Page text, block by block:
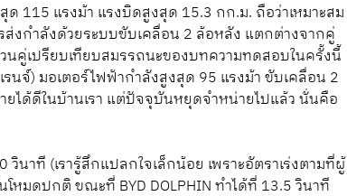
ด 115 แรงม้า แรงบิดสูงสุด 15.3 กก.ม. ถือว่าเหมาะสม
งกำลังด้วยระบบขับเคลื่อน 2 ล้อหลัง แตกต่างจากคู่
คู่เปรียบเทียบสมรรถนะของบทความทดสอบในครั้งนี้
เรนจ์) มอเตอร์ไฟฟ้ากำลังสูงสุด 95 แรงม้า ขับเคลื่อน 2
ได้ดีในบ้านเรา แต่ปัจจุบันหยุดจำหน่ายไปแล้ว นั่นคือ
วินาที (เรารู้สึกแปลกใจเล็กน้อย เพราะอัตราเร่งตามที่ผู้
หมดปกติ ขณะที่ BYD DOLPHIN ทำได้ที่ 13.5 วินาที